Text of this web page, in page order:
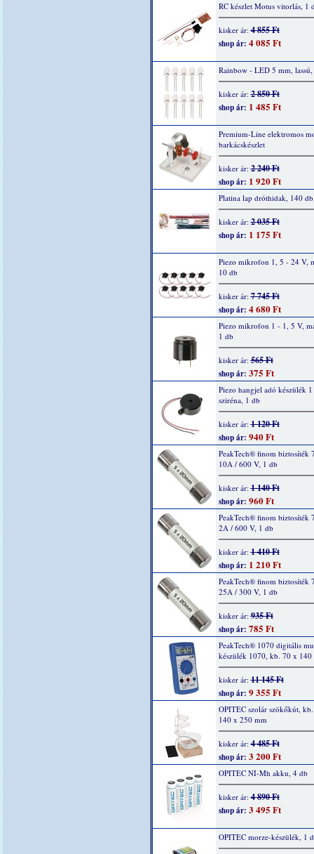
RC készlet Motus vitorlás, 1
kisker ár:4 855 Ft
shop ár: 4 085 Ft
Rainbow - LED 5 mm,
kisker ár:2 850 Ft
shop ár: 1 485 Ft
Premium-Line elektromos
barkácskészlet
kisker ár:2 240 Ft
shop ár: 1 920 Ft
Platina lap dróthidak, 140
kisker ár:2 035 Ft
shop ár: 1 175 Ft
Piezo mikrofon 1, 5 - 24 V,
10 db
kisker ár:7 745 Ft
shop ár: 4 680 Ft
Piezo mikrofon 1 - 1, 5 V,
1 db
kisker ár:565 Ft
shop ár: 375 Ft
Piezo hangjel adó készülék
sziréna, 1 db
kisker ár:1 120 Ft
shop ár: 940 Ft
PeakTech® finom biztosíték
10A / 600 V, 1 db
kisker ár:1 140 Ft
shop ár: 960 Ft
PeakTech® finom biztosíték
2A / 600 V, 1 db
kisker ár:1 410 Ft
shop ár: 1 210 Ft
PeakTech® finom biztosíték
25A / 300 V, 1 db
kisker ár:935 Ft
shop ár: 785 Ft
PeakTech® 1070 digitális
készülék 1070, kb. 70 x
kisker ár:11 145 Ft
shop ár: 9 355 Ft
OPITEC szolár szökőkút,
140 x 250 mm
kisker ár:4 485 Ft
shop ár: 3 200 Ft
OPITEC NI-Mh akku, 4 db
kisker ár:4 890 Ft
shop ár: 3 495 Ft
OPITEC morze-készülék, 1